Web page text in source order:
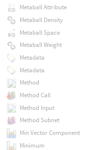
Metaball Attribute
Metaball Density
Metaball Space
Metaball Weight
Metadata
Metadata
Method
Method Call
Method Input
Method Subnet
Min Vector Component
Minimum